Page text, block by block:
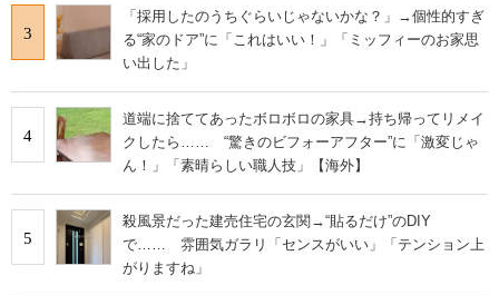
3
「採用したのうちぐらいじゃないかな？」→個性的すぎ
る“家のドア”に「これはいい！」「ミッフィーのお家思
い出した」
4
道端に捨ててあったボロボロの家具→持ち帰ってリメイ
クしたら…… “驚きのビフォーアフター”に「激変じゃ
ん！」「素晴らしい職人技」【海外】
5
殺風景だった建売住宅の玄関→“貼るだけ”のDIY
で…… 雰囲気ガラリ「センスがいい」「テンション上
がりますね」